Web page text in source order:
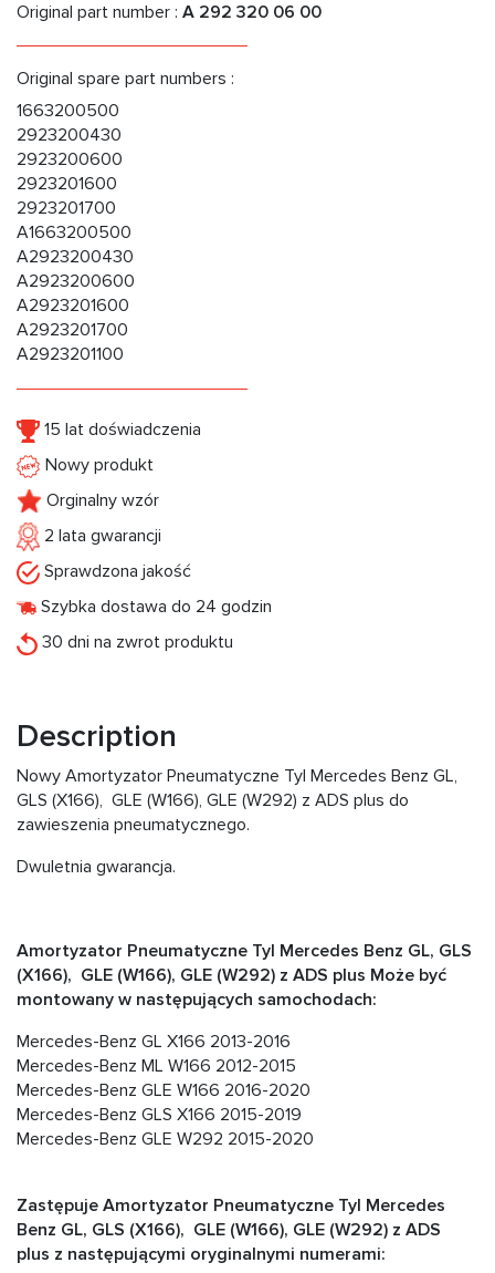
Original part number : A 292 320 06 00
Original spare part numbers :
1663200500
2923200430
2923200600
2923201600
2923201700
A1663200500
A2923200430
A2923200600
A2923201600
A2923201700
A2923201100
15 lat doświadczenia
Nowy produkt
Orginalny wzór
2 lata gwarancji
Sprawdzona jakość
Szybka dostawa do 24 godzin
30 dni na zwrot produktu
Description
Nowy Amortyzator Pneumatyczne Tyl Mercedes Benz GL,
GLS (X166), GLE (W166), GLE (W292) z ADS plus do
zawieszenia pneumatycznego.
Dwuletnia gwarancja.
Amortyzator Pneumatyczne Tyl Mercedes Benz GL, GLS
(X166), GLE (W166), GLE (W292) z ADS plus Może być
montowany w następujących samochodach:
Mercedes-Benz GL X166 2013-2016
Mercedes-Benz ML W166 2012-2015
Mercedes-Benz GLE W166 2016-2020
Mercedes-Benz GLS X166 2015-2019
Mercedes-Benz GLE W292 2015-2020
Zastępuje Amortyzator Pneumatyczne Tyl Mercedes
Benz GL, GLS (X166), GLE (W166), GLE (W292) z ADS
plus z następującymi oryginalnymi numerami: